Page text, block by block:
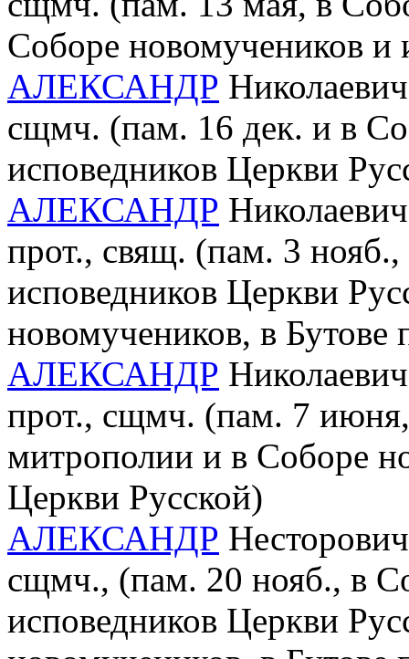
Соборе новомучеников и
АЛЕКСАНДР
сщмч. (пам. 16 дек. и в
исповедников Церкви
АЛЕКСАНДР
прот., свящ. (пам. 3
исповедников Церкви
новомучеников, в Бутове
АЛЕКСАНДР
прот., сщмч. (пам. 7
митрополии и в Соборе
Церкви Русской)
АЛЕКСАНДР
сщмч., (пам. 20 нояб., в
исповедников Церкви